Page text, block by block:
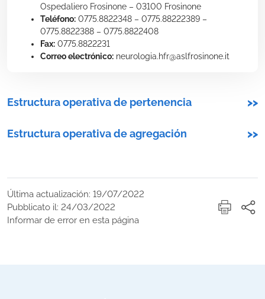
Ospedaliero Frosinone – 03100 Frosinone
Teléfono: 0775.8822348 – 0775.88222389 –
0775.8822388 – 0775.8822408
Fax: 0775.8822231
Correo electrónico: neurologia.hfr@aslfrosinone.it
Estructura operativa de pertenencia >>
Estructura operativa de agregación >>
Última actualización: 19/07/2022
Pubblicato il: 24/03/2022
Informar de error en esta página